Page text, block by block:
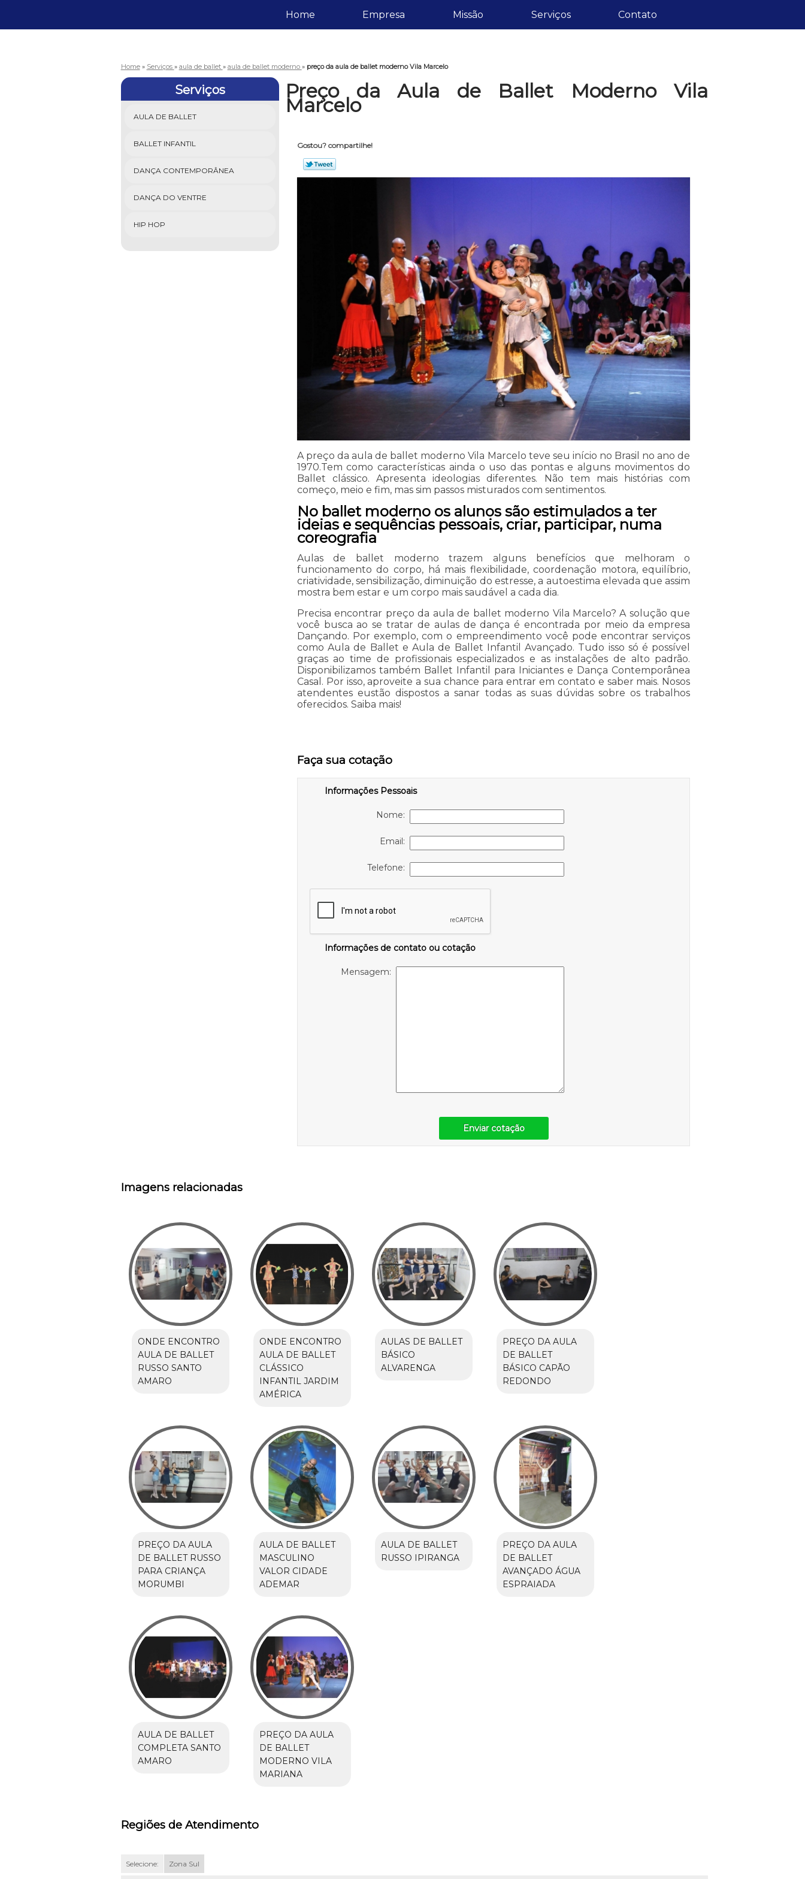
Home Empresa Missão Serviços Contato
Home » Serviços » aula de ballet » aula de ballet moderno » preço da aula de ballet moderno Vila Marcelo
Serviços
AULA DE BALLET
BALLET INFANTIL
DANÇA CONTEMPORÂNEA
DANÇA DO VENTRE
HIP HOP
Preço da Aula de Ballet Moderno Vila
Marcelo
Gostou? compartilhe!
A preço da aula de ballet moderno Vila Marcelo teve seu início no Brasil no ano de
1970.Tem como características ainda o uso das pontas e alguns movimentos do
Ballet clássico. Apresenta ideologias diferentes. Não tem mais histórias com
começo, meio e fim, mas sim passos misturados com sentimentos.
No ballet moderno os alunos são estimulados a ter
ideias e sequências pessoais, criar, participar, numa
coreografia
Aulas de ballet moderno trazem alguns benefícios que melhoram o
funcionamento do corpo, há mais flexibilidade, coordenação motora, equilíbrio,
criatividade, sensibilização, diminuição do estresse, a autoestima elevada que assim
mostra bem estar e um corpo mais saudável a cada dia.
Precisa encontrar preço da aula de ballet moderno Vila Marcelo? A solução que
você busca ao se tratar de aulas de dança é encontrada por meio da empresa
Dançando. Por exemplo, com o empreendimento você pode encontrar serviços
como Aula de Ballet e Aula de Ballet Infantil Avançado. Tudo isso só é possível
graças ao time de profissionais especializados e as instalações de alto padrão.
Disponibilizamos também Ballet Infantil para Iniciantes e Dança Contemporânea
Casal. Por isso, aproveite a sua chance para entrar em contato e saber mais. Nosos
atendentes eustão dispostos a sanar todas as suas dúvidas sobre os trabalhos
oferecidos. Saiba mais!
Faça sua cotação
Informações Pessoais
Nome:
Email:
Telefone:
Informações de contato ou cotação
Mensagem:
Enviar cotação
Imagens relacionadas
ONDE ENCONTRO
AULA DE BALLET
RUSSO SANTO
AMARO
ONDE ENCONTRO
AULA DE BALLET
CLÁSSICO
INFANTIL JARDIM
AMÉRICA
AULAS DE BALLET
BÁSICO
ALVARENGA
PREÇO DA AULA
DE BALLET
BÁSICO CAPÃO
REDONDO
PREÇO DA AULA
DE BALLET RUSSO
PARA CRIANÇA
MORUMBI
AULA DE BALLET
MASCULINO
VALOR CIDADE
ADEMAR
AULA DE BALLET
RUSSO IPIRANGA
PREÇO DA AULA
DE BALLET
AVANÇADO ÁGUA
ESPRAIADA
AULA DE BALLET
COMPLETA SANTO
AMARO
PREÇO DA AULA
DE BALLET
MODERNO VILA
MARIANA
Regiões de Atendimento
Selecione: Zona Sul